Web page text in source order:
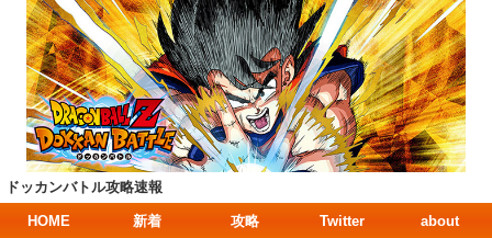
ドッカンバトル攻略速報
HOME 新着 攻略 Twitter about